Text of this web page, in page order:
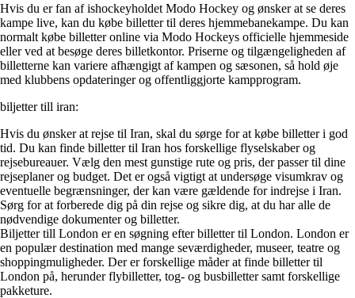
Hvis du er fan af ishockeyholdet Modo Hockey og ønsker at se deres
kampe live, kan du købe billetter til deres hjemmebanekampe. Du kan
normalt købe billetter online via Modo Hockeys officielle hjemmeside
eller ved at besøge deres billetkontor. Priserne og tilgængeligheden af
billetterne kan variere afhængigt af kampen og sæsonen, så hold øje
med klubbens opdateringer og offentliggjorte kampprogram.
biljetter till iran:
Hvis du ønsker at rejse til Iran, skal du sørge for at købe billetter i god
tid. Du kan finde billetter til Iran hos forskellige flyselskaber og
rejsebureauer. Vælg den mest gunstige rute og pris, der passer til dine
rejseplaner og budget. Det er også vigtigt at undersøge visumkrav og
eventuelle begrænsninger, der kan være gældende for indrejse i Iran.
Sørg for at forberede dig på din rejse og sikre dig, at du har alle de
nødvendige dokumenter og billetter.
Biljetter till London er en søgning efter billetter til London. London er
en populær destination med mange seværdigheder, museer, teatre og
shoppingmuligheder. Der er forskellige måder at finde billetter til
London på, herunder flybilletter, tog- og busbilletter samt forskellige
pakketure.